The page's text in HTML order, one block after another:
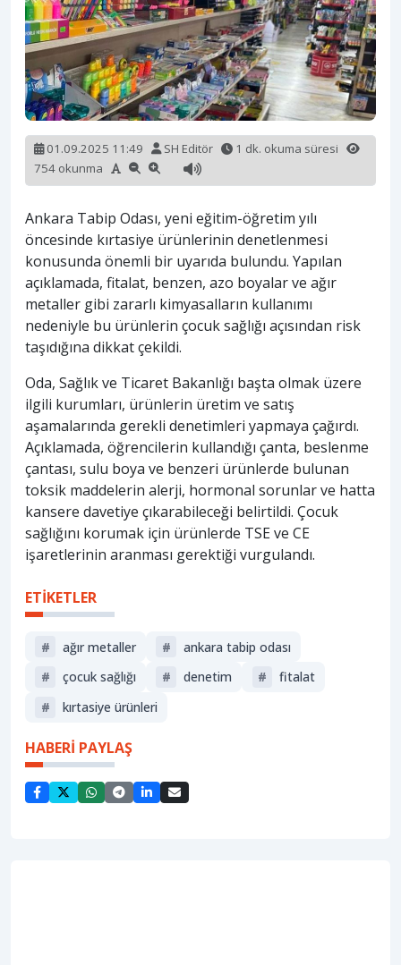
01.09.2025 11:49 SH Editör
1 dk. okuma süresi
754 okunma
Ankara Tabip Odası, yeni eğitim-öğretim yılı
öncesinde kırtasiye ürünlerinin denetlenmesi
konusunda önemli bir uyarıda bulundu. Yapılan
açıklamada, fitalat, benzen, azo boyalar ve ağır
metaller gibi zararlı kimyasalların kullanımı
nedeniyle bu ürünlerin çocuk sağlığı açısından risk
taşıdığına dikkat çekildi.
Oda, Sağlık ve Ticaret Bakanlığı başta olmak üzere
ilgili kurumları, ürünlerin üretim ve satış
aşamalarında gerekli denetimleri yapmaya çağırdı.
Açıklamada, öğrencilerin kullandığı çanta, beslenme
çantası, sulu boya ve benzeri ürünlerde bulunan
toksik maddelerin alerji, hormonal sorunlar ve hatta
kansere davetiye çıkarabileceği belirtildi. Çocuk
sağlığını korumak için ürünlerde TSE ve CE
işaretlerinin aranması gerektiği vurgulandı.
ETİKETLER
# ağır metaller #
ankara tabip odası
#
çocuk sağlığı # denetim #
fitalat
#
kırtasiye ürünleri
HABERİ PAYLAŞ